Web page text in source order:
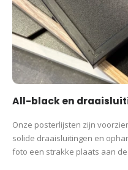
All-black en
Onze posterlijsten zijn
solide draaisluitingen en
foto een strakke plaats aan